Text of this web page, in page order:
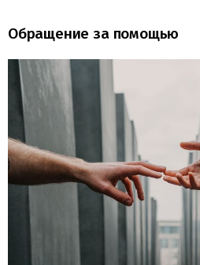
Обращение за помощью